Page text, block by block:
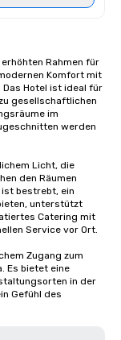
Rahmen für
Komfort mit
Hotel ist ideal für
gesellschaftlichen
im
werden
Licht, die
den Räumen
ist bestrebt, ein
unterstützt
Catering mit
Service vor Ort.
Zugang zum
Es bietet eine
in der
Gefühl des